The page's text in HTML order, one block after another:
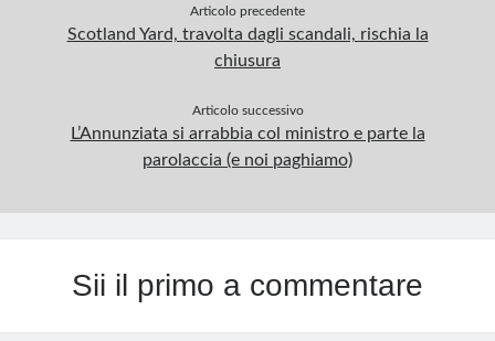
Articolo precedente
Scotland Yard, travolta dagli scandali, rischia la
chiusura
Articolo successivo
L’Annunziata si arrabbia col ministro e parte la
parolaccia (e noi paghiamo)
Sii il primo a commentare